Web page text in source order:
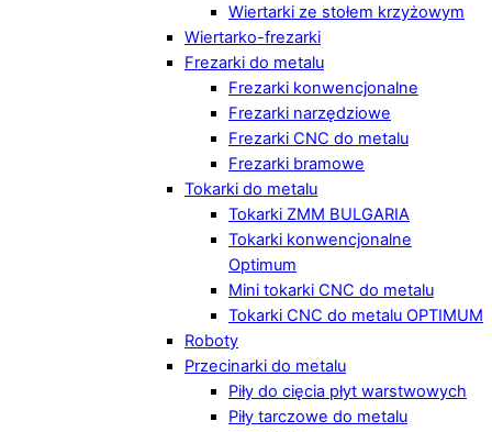
Wiertarki ze stołem krzyżowym
Wiertarko-frezarki
Frezarki do metalu
Frezarki konwencjonalne
Frezarki narzędziowe
Frezarki CNC do metalu
Frezarki bramowe
Tokarki do metalu
Tokarki ZMM BULGARIA
Tokarki konwencjonalne
Optimum
Mini tokarki CNC do metalu
Tokarki CNC do metalu OPTIMUM
Roboty
Przecinarki do metalu
Piły do cięcia płyt warstwowych
Piły tarczowe do metalu